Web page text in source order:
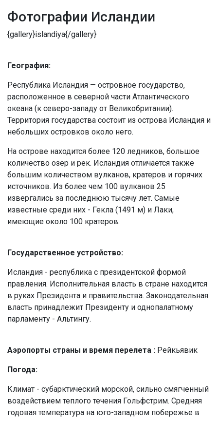
Фотографии Исландии
{gallery}islandiya{/gallery}
География:
Республика Исландия — островное государство,
расположенное в северной части Атлантического
океана (к северо-западу от Великобритании).
Территория государства состоит из острова Исландия и
небольших островков около него.
На острове находится более 120 ледников, большое
количество озер и рек. Исландия отличается также
большим количеством вулканов, кратеров и горячих
источников. Из более чем 100 вулканов 25
извергались за последнюю тысячу лет. Самые
известные среди них - Гекла (1491 м) и Лаки,
имеющие около 100 кратеров.
Государственное устройство:
Исландия - республика с президентской формой
правления. Исполнительная власть в стране находится
в руках Президента и правительства. Законодательная
власть принадлежит Президенту и однопалатному
парламенту - Альтингу.
Аэропорты страны и время перелета : Рейкьявик
Погода:
Климат - субарктический морской, сильно смягченный
воздействием теплого течения Гольфстрим. Средняя
годовая температура на юго-западном побережье в